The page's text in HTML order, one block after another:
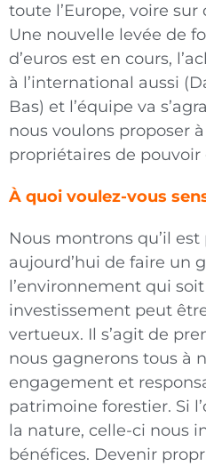
toute l’Europe, voire sur
Une nouvelle levée de
d’euros est en cours,
à l’international aussi
Bas) et l’équipe va
nous voulons proposer
propriétaires de pouvoir
À quoi voulez-vous
Nous montrons qu’il est
aujourd’hui de faire un
l’environnement qui
investissement peut
vertueux. Il s’agit de
nous gagnerons tous à
engagement et
patrimoine forestier. Si
la nature, celle-ci nous
bénéfices. Devenir